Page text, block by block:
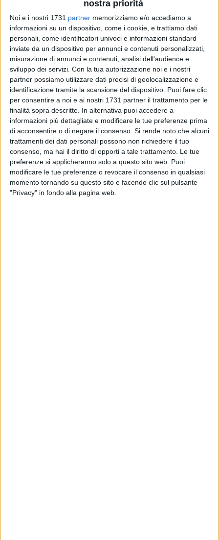
nostra priorità
Noi e i nostri 1731 partner memorizziamo e/o accediamo a
informazioni su un dispositivo, come i cookie, e trattiamo dati
personali, come identificatori univoci e informazioni standard
inviate da un dispositivo per annunci e contenuti personalizzati,
misurazione di annunci e contenuti, analisi dell'audience e
sviluppo dei servizi. Con la tua autorizzazione noi e i nostri
partner possiamo utilizzare dati precisi di geolocalizzazione e
identificazione tramite la scansione del dispositivo. Puoi fare clic
per consentire a noi e ai nostri 1731 partner il trattamento per le
finalità sopra descritte. In alternativa puoi accedere a
informazioni più dettagliate e modificare le tue preferenze prima
di acconsentire o di negare il consenso. Si rende noto che alcuni
trattamenti dei dati personali possono non richiedere il tuo
consenso, ma hai il diritto di opporti a tale trattamento. Le tue
preferenze si applicheranno solo a questo sito web. Puoi
modificare le tue preferenze o revocare il consenso in qualsiasi
momento tornando su questo sito e facendo clic sul pulsante
"Privacy" in fondo alla pagina web.
Chirurgia d'Accettazione e d'Urgenza del
Policlinico di Bari
BARI - 17 LUGLIO 2026
Sorpreso dalla Polizia Locale di Bari ad
incendiare rifiuti nella zona a industriale
BARI - 17 LUGLIO 2026
Micromobilità sotto controllo a Bari: raffica di
sanzioni della Polizia Locale
BARI - 17 LUGLIO 2026
A Bari si rafforza il Piano Caldo 2026: da oggi
scende in campo la Protezione Civile
BARI - 17 LUGLIO 2026
Al via a Bari la VI edizione di "Lungomare di
libri"